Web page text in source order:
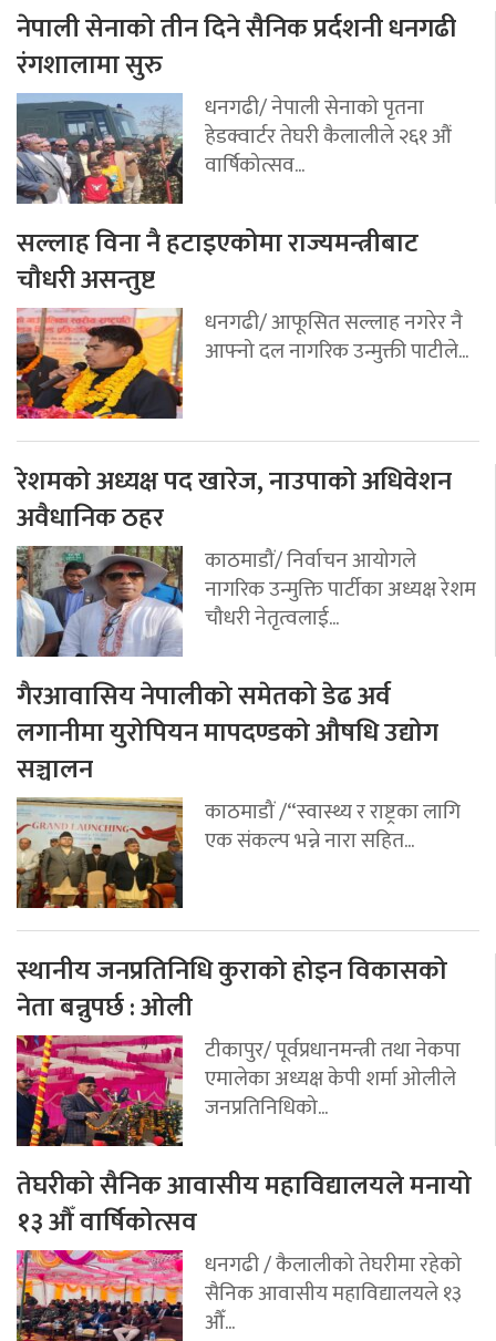
नेपाली सेनाको तीन दिने सैनिक प्रर्दशनी धनगढी
रंगशालामा सुरु
धनगढी/ नेपाली सेनाको पृतना
हेडक्वार्टर तेघरी कैलालीले २६१ औं
वार्षिकोत्सव...
सल्लाह विना नै हटाइएकोमा राज्यमन्त्रीबाट
चौधरी असन्तुष्ट
धनगढी/ आफूसित सल्लाह नगरेर नै
आफ्नो दल नागरिक उन्मुक्ती पाटीले...
रेशमको अध्यक्ष पद खारेज, नाउपाको अधिवेशन
अवैधानिक ठहर
काठमाडौं/ निर्वाचन आयोगले
नागरिक उन्मुक्ति पार्टीका अध्यक्ष रेशम
चौधरी नेतृत्वलाई...
गैरआवासिय नेपालीको समेतको डेढ अर्व
लगानीमा युरोपियन मापदण्डको औषधि उद्योग
सञ्चालन
काठमाडौं /“स्वास्थ्य र राष्ट्रका लागि
एक संकल्प भन्ने नारा सहित...
स्थानीय जनप्रतिनिधि कुराको होइन विकासको
नेता बन्नुपर्छ : ओली
टीकापुर/ पूर्वप्रधानमन्त्री तथा नेकपा
एमालेका अध्यक्ष केपी शर्मा ओलीले
जनप्रतिनिधिको...
तेघरीको सैनिक आवासीय महाविद्यालयले मनायो
१३ औँ वार्षिकोत्सव
धनगढी / कैलालीको तेघरीमा रहेको
सैनिक आवासीय महाविद्यालयले १३
औँ...